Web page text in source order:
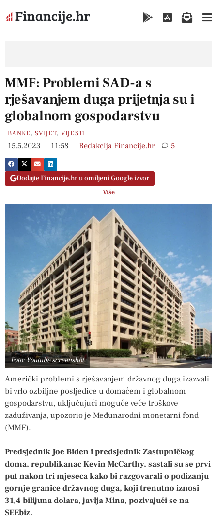
MMF: Problemi SAD-a s
rješavanjem duga prijetnja su i
globalnom gospodarstvu
BANKE ,SVIJET, VIJESTI
15.5.2023 11:58 Redakcija Financije.hr 5
Dodajte Financije.hr u omiljeni Google izvor
Više
Foto: Youtube screenshot
Američki problemi s rješavanjem državnog duga izazvali
bi vrlo ozbiljne posljedice u domaćem i globalnom
gospodarstvu, uključujući moguće veće troškove
zaduživanja, upozorio je Međunarodni monetarni fond
(MMF).
Predsjednik Joe Biden i predsjednik Zastupničkog
doma, republikanac Kevin McCarthy, sastali su se prvi
put nakon tri mjeseca kako bi razgovarali o podizanju
gornje granice državnog duga, koji trenutno iznosi
31,4 bilijuna dolara, javlja Mina, pozivajući se na
SEEbiz.